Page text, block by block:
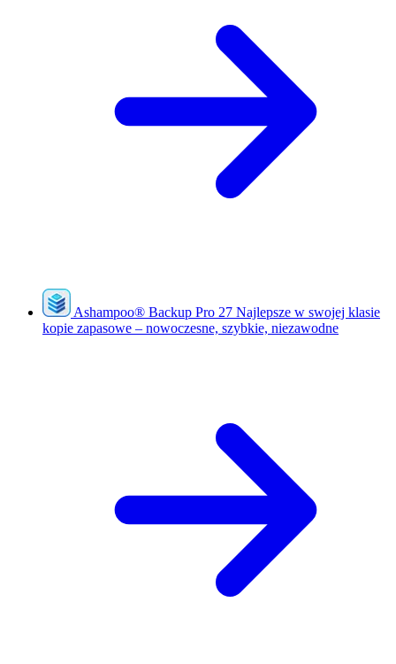
Ashampoo® Backup Pro 27 Najlepsze w swojej klasie
kopie zapasowe – nowoczesne, szybkie, niezawodne